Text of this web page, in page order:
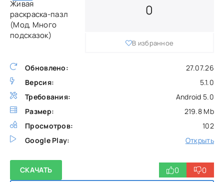
Обновлено:
27.07.26
Версия:
5.1.0
Требования:
Android 5.0
Размер:
219.8 Mb
Просмотров:
102
Google Play:
Открыть
0
В избранное
СКАЧАТЬ 0 0